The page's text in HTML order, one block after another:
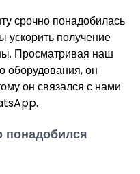
срочно понадобилась
ускорить получение
Просматривая наш
оборудования, он
он связался с нами
понадобился